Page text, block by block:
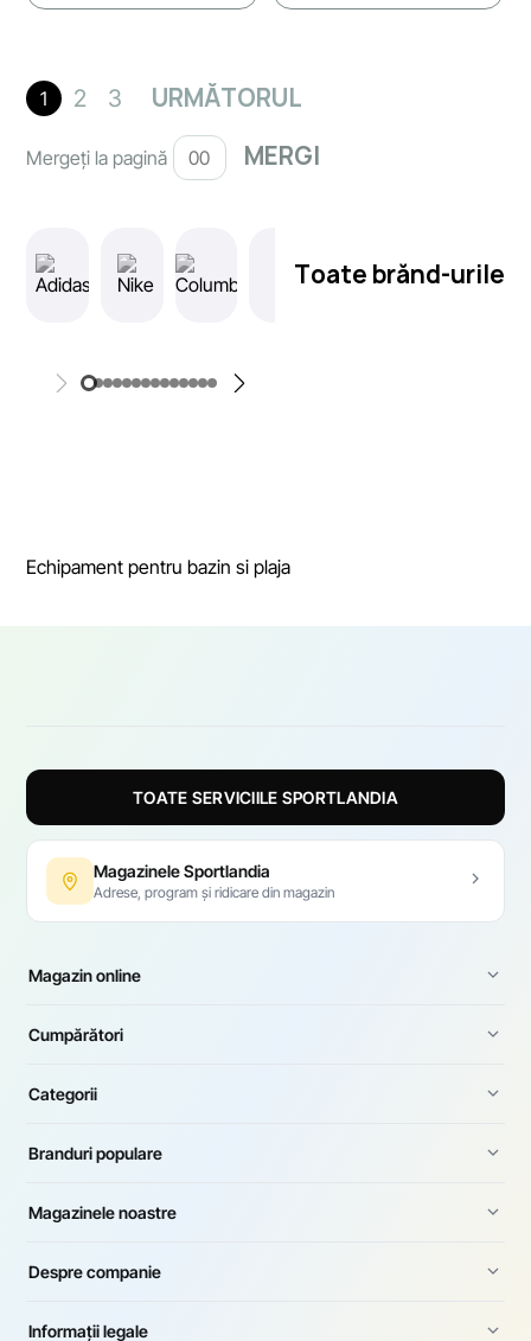
1 2 3 URMĂTORUL
Mergeți la pagină
Toate brănd-urile
Echipament pentru bazin si plaja
TOATE SERVICIILE SPORTLANDIA
Magazinele Sportlandia
Adrese, program și ridicare din magazin
Magazin online
Cumpărători
Categorii
Branduri populare
Magazinele noastre
Despre companie
Informații legale